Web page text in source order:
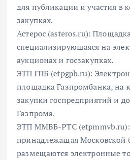
для публикации и участия в
закупках.
Астерос (asteros.ru):
специализирующаяся на
аукционах и госзакупках.
ЭТП ГПБ (etpgpb.ru):
площадка Газпромбанка, на
закупки госпредприятий и
Газпрома.
ЭТП ММВБ-РТС
принадлежащая Московской
размещаются электронные